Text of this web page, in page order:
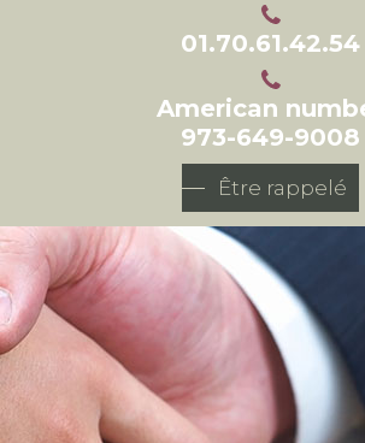
01.70.61.42.54
American
973-649-9008
Être rappelé